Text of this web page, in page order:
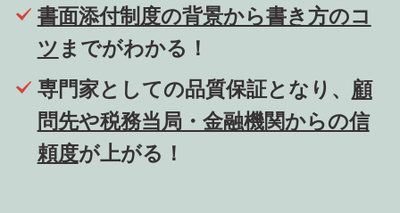
書面添付制度の背景から書き方のコ
ツ までがわかる！
専門家としての品質保証となり、 顧
問先や税務当局・金融機関からの信
頼度が上がる！